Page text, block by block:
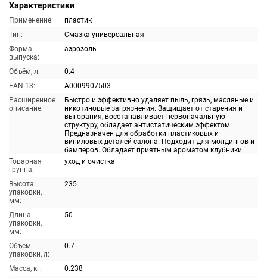
Характеристики
Применение:
пластик
Тип:
Смазка универсальная
Форма
выпуска:
аэрозоль
Объём, л:
0.4
EAN-13:
A0009907503
Расширенное
описание:
Быстро и эффективно удаляет пыль, грязь, масляные и
никотиновые загрязнения. Защищает от старения и
выгорания, восстанавливает первоначальную
структуру, обладает антистатическим эффектом.
Предназначен для обработки пластиковых и
виниловых деталей салона. Подходит для молдингов и
бамперов. Обладает приятным ароматом клубники.
Товарная
группа:
уход и очистка
Высота
упаковки,
мм:
235
Длина
упаковки,
мм:
50
Объем
упаковки, л:
0.7
Масса, кг:
0.238